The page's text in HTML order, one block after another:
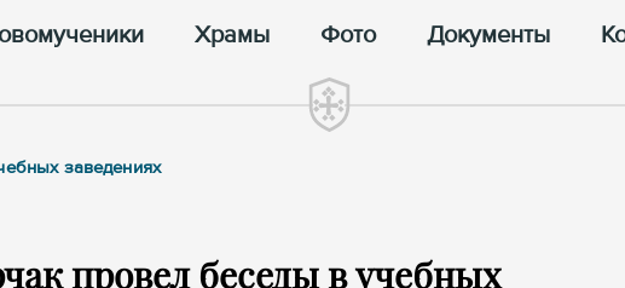
Храмы Фото Документы
заведениях
провел беседы в учебных